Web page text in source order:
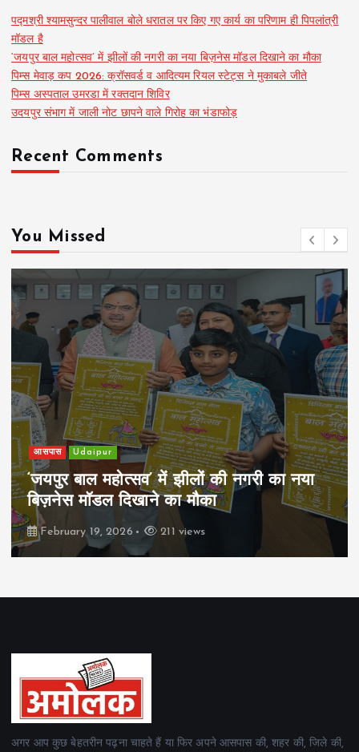
पद्मश्री श्यामसुन्दर पालीवाल बोले धरातल पर किए गए कार्य का परिणाम ही पिपलांत्री
मॉडल है
‘जयपुर बाल महोत्सव’ में झीलों की नगरी का नया बिज़नेस मॉडल दिखाने का मौका
पिम्स मेवाड़ कप 2026: क्रॉसवर्ड व आदित्यम रियल स्टेट्स ने मुकाबले जीते
पिम्स अस्पताल उमरडा में रक्तदान शिविर
उदयपुर संभाग में जाली नोट छापने वाले गिरोह का भंडाफोड़
Recent Comments
You Missed
आसपास Udaipur
‘जयपुर बाल महोत्सव’ में झीलों की नगरी का नया
बिज़नेस मॉडल दिखाने का मौका
February 19, 2026 211 views
अगर आप कुछ बेहतरीन पढ़ना चाहते हैं या फिर अपने आसपास की, शहर की, जिले की,